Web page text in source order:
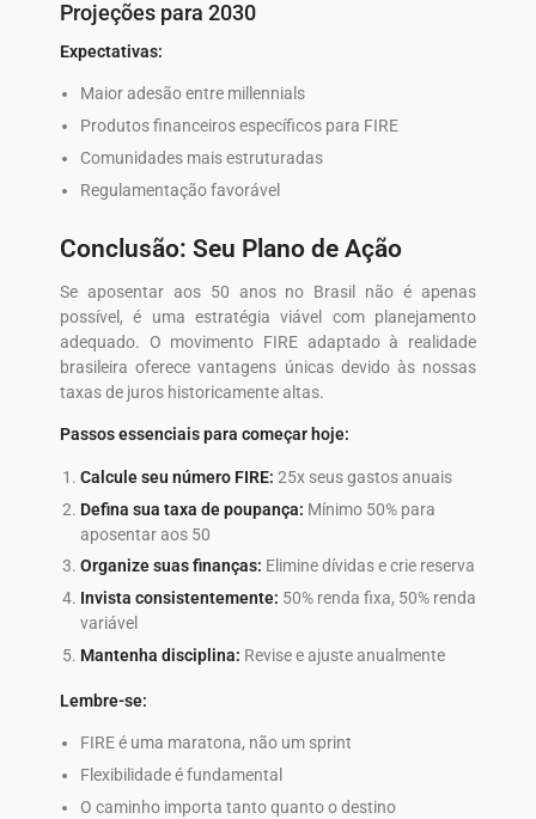
Projeções para 2030
Expectativas:
Maior adesão entre millennials
Produtos financeiros específicos para FIRE
Comunidades mais estruturadas
Regulamentação favorável
Conclusão: Seu Plano de Ação
Se aposentar aos 50 anos no Brasil não é apenas
possível, é uma estratégia viável com planejamento
adequado. O movimento FIRE adaptado à realidade
brasileira oferece vantagens únicas devido às nossas
taxas de juros historicamente altas.
Passos essenciais para começar hoje:
Calcule seu número FIRE: 25x seus gastos anuais
Defina sua taxa de poupança: Mínimo 50% para
aposentar aos 50
Organize suas finanças: Elimine dívidas e crie reserva
Invista consistentemente: 50% renda fixa, 50% renda
variável
Mantenha disciplina: Revise e ajuste anualmente
Lembre-se:
FIRE é uma maratona, não um sprint
Flexibilidade é fundamental
O caminho importa tanto quanto o destino